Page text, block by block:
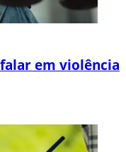
em violência